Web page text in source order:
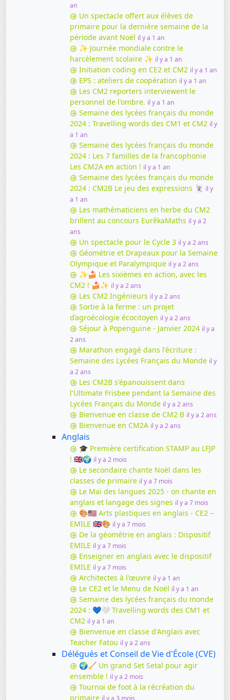
an
Un spectacle offert aux élèves de
primaire pour la dernière semaine de la
période avant Noël il y a 1 an
✨ Journée mondiale contre le
harcèlement scolaire ✨ il y a 1 an
Initiation coding en CE2 et CM2 il y a 1 an
EPS : ateliers de coopération il y a 1 an
Les CM2 reporters interviewent le
personnel de l'ombre. il y a 1 an
Semaine des lycées français du monde
2024 : Travelling words des CM1 et CM2 il y
a 1 an
Semaine des lycées français du monde
2024 : Les 7 familles de la francophonie
Les CM2A en action ! il y a 1 an
Semaine des lycées français du monde
2024 : CM2B Le jeu des expressions 🃏 il y
a 1 an
Les mathématiciens en herbe du CM2
brillent au concours EurêkaMaths il y a 2
ans
Un spectacle pour le Cycle 3 il y a 2 ans
Géométrie et Drapeaux pour la Semaine
Olympique et Paralympique il y a 2 ans
✨🍰 Les sixièmes en action, avec les
CM2 ! 🍰✨ il y a 2 ans
Les CM2 Ingénieurs il y a 2 ans
Sortie à la ferme : un projet
d’agroécologie écocitoyen il y a 2 ans
Séjour à Popenguine - Janvier 2024 il y a
2 ans
Marathon engagé dans l'écriture :
Semaine des Lycées Français du Monde il y
a 2 ans
Les CM2B s'épanouissent dans
l'Ultimate Frisbee pendant la Semaine des
Lycées Français du Monde il y a 2 ans
Bienvenue en classe de CM2 B il y a 2 ans
Bienvenue en CM2A il y a 2 ans
Anglais
🎓 Première certification STAMP au LFJP
! 🇬🇧🌍 il y a 2 mois
Le secondaire chante Noël dans les
classes de primaire il y a 7 mois
Le Mai des langues 2025 - on chante en
anglais et langage des signes il y a 7 mois
🎨🇺🇸 Arts plastiques en anglais - CE2 –
EMILE 🇬🇧🎨 il y a 7 mois
De la géométrie en anglais : Dispositif
EMILE il y a 7 mois
Enseigner en anglais avec le dispositif
EMILE il y a 7 mois
Architectes à l'œuvre il y a 1 an
Le CE2 et le Menu de Noël il y a 1 an
Semaine des lycées français du monde
2024 : 💙🤍 Travelling words des CM1 et
CM2 il y a 1 an
Bienvenue en classe d'Anglais avec
Teacher Fatou il y a 2 ans
Délégués et Conseil de Vie d'École (CVE)
🌍🧹 Un grand Set Setal pour agir
ensemble ! il y a 2 mois
Tournoi de foot à la récréation du
primaire il y a 3 mois